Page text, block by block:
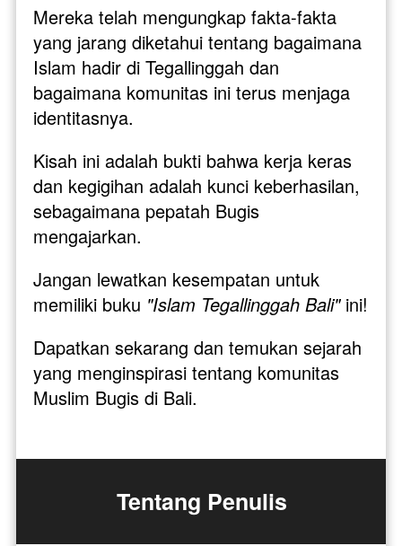
Mereka telah mengungkap fakta-fakta
yang jarang diketahui tentang bagaimana
Islam hadir di Tegallinggah dan
bagaimana komunitas ini terus menjaga
identitasnya.
Kisah ini adalah bukti bahwa kerja keras
dan kegigihan adalah kunci keberhasilan,
sebagaimana pepatah Bugis
mengajarkan.
Jangan lewatkan kesempatan untuk
memiliki buku "Islam Tegallinggah Bali"
Dapatkan sekarang dan temukan sejarah
yang menginspirasi tentang komunitas
Muslim Bugis di Bali.
Tentang Penulis